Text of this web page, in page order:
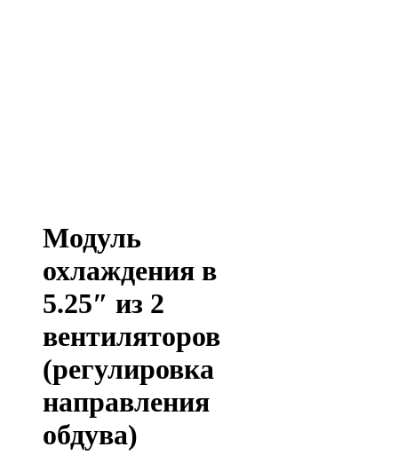
Модуль
охлаждения в
5.25″ из 2
вентиляторов
(регулировка
направления
обдува)